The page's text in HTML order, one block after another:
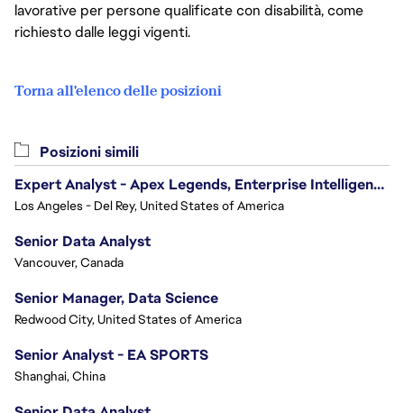
lavorative per persone qualificate con disabilità, come
richiesto dalle leggi vigenti.
Torna all'elenco delle posizioni
Posizioni simili
Expert Analyst - Apex Legends, Enterprise Intelligence (EI)
Los Angeles - Del Rey, United States of America
Senior Data Analyst
Vancouver, Canada
Senior Manager, Data Science
Redwood City, United States of America
Senior Analyst - EA SPORTS
Shanghai, China